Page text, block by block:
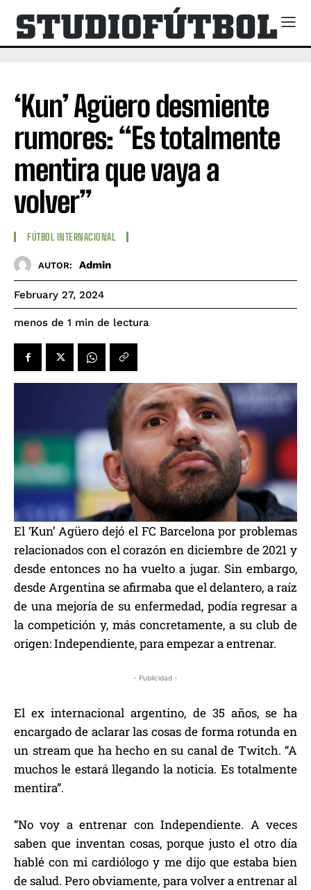
‘Kun’ Agüero desmiente
rumores: “Es totalmente
mentira que vaya a
volver”
FÚTBOL INTERNACIONAL
AUTOR: Admin
February 27, 2024
menos de 1 min de lectura
El ‘Kun’ Agüero dejó el FC Barcelona por problemas
relacionados con el corazón en diciembre de 2021 y
desde entonces no ha vuelto a jugar. Sin embargo,
desde Argentina se afirmaba que el delantero, a raíz
de una mejoría de su enfermedad, podía regresar a
la competición y, más concretamente, a su club de
origen: Independiente, para empezar a entrenar.
- Publicidad -
El ex internacional argentino, de 35 años, se ha
encargado de aclarar las cosas de forma rotunda en
un stream que ha hecho en su canal de Twitch. “A
muchos le estará llegando la noticia. Es totalmente
mentira”.
“No voy a entrenar con Independiente. A veces
saben que inventan cosas, porque justo el otro día
hablé con mi cardiólogo y me dijo que estaba bien
de salud. Pero obviamente, para volver a entrenar al